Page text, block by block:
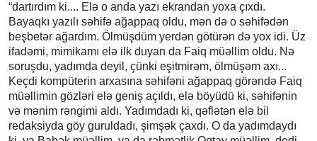
“dartırdım ki.... Elə o anda yazı ekrandan yoxa çıxdı.
Bayaqkı yazılı səhifə ağappaq oldu, mən də o səhifədən
beşbetər ağardım. Ölmüşdüm yerdən götürən də yox idi. Üz
ifadəmi, mimikamı elə ilk duyan da Faiq müəllim oldu. Nə
soruşdu, yadımda deyil, çünki eşitmirəm, ölmüşəm axı...
Keçdi kompüterin arxasına səhifəni ağappaq görəndə Faiq
müəllimin gözləri elə geniş açıldı, elə böyüdü ki, səhifənin
və mənim rəngimi aldı. Yadımdadı ki, qəflətən elə bil
redaksiyda göy guruldadı, şimşək çaxdı. O da yadımdaydı